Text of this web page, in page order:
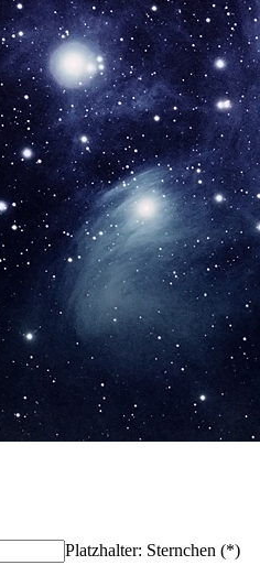
Platzhalter: Sternchen (*)